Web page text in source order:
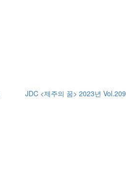
JDC <제주의 꿈> 2023년 Vol.209